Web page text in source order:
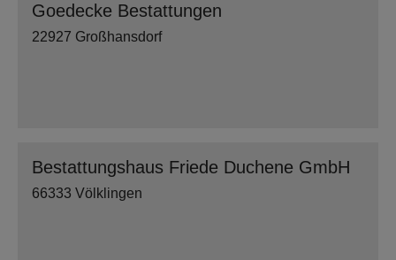
Goedecke Bestattungen
22927 Großhansdorf
Bestattungshaus Friede Duchene GmbH
66333 Völklingen